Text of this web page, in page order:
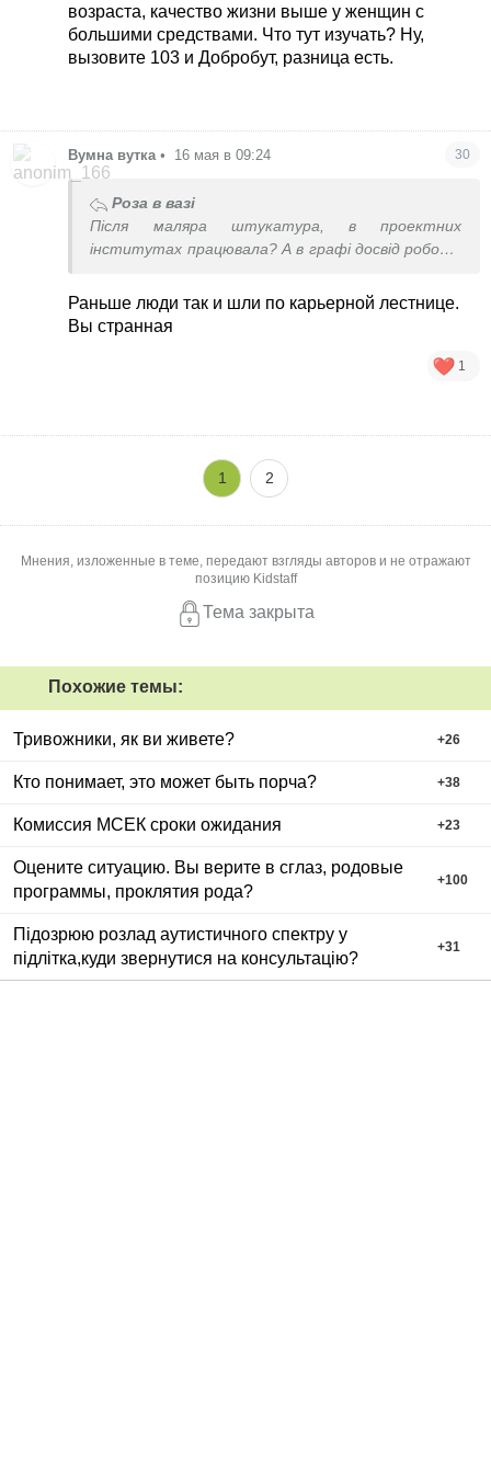
возраста, качество жизни выше у женщин с
большими средствами. Что тут изучать? Ну,
вызовите 103 и Добробут, разница есть.
Вумна вутка • 16 мая в 09:24 30
Роза в вазі
Після маляра штукатура, в проектних
інститутах працювала? А в графі досвід роботи
Раньше люди так и шли по карьерной лестнице.
Вы странная
1
1 2
Мнения, изложенные в теме, передают взгляды авторов и не отражают
позицию Kidstaff
Тема закрыта
Похожие темы:
Тривожники, як ви живете? +26
Кто понимает, это может быть порча? +38
Комиссия МСЕК сроки ожидания +23
Оцените ситуацию. Вы верите в сглаз, родовые
программы, проклятия рода?
+100
Підозрюю розлад аутистичного спектру у
підлітка,куди звернутися на консультацію?
+31